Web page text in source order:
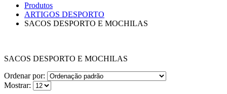
Produtos
ARTIGOS DESPORTO
SACOS DESPORTO E MOCHILAS
SACOS DESPORTO E MOCHILAS
Ordenar por:
Mostrar: